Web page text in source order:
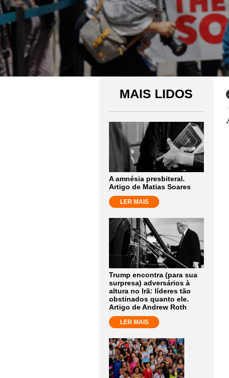
MAIS LIDOS
A amnésia presbiteral.
Artigo de Matias Soares
LER MAIS
Trump encontra (para sua
surpresa) adversários à
altura no Irã: líderes tão
obstinados quanto ele.
Artigo de Andrew Roth
LER MAIS